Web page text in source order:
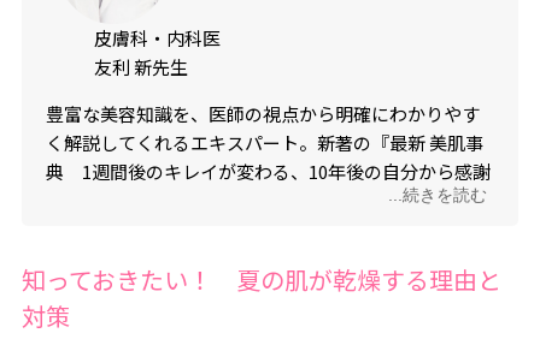
皮膚科・内科医
友利 新先生
豊富な美容知識を、医師の視点から明確にわかりやす
く解説してくれるエキスパート。新著の『最新 美肌事
典 1週間後のキレイが変わる、10年後の自分から感謝
...続きを読む
知っておきたい！ 夏の肌が乾燥する理由と
対策